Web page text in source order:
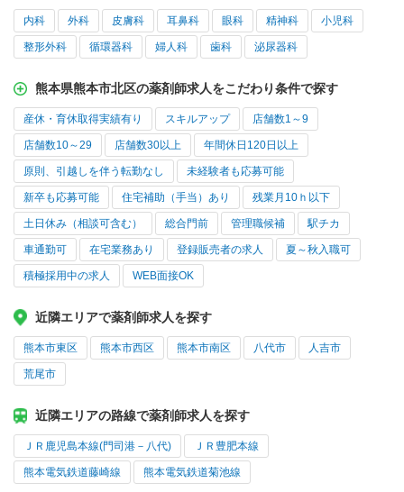
内科 外科 皮膚科 耳鼻科 眼科 精神科 小児科
整形外科 循環器科 婦人科 歯科 泌尿器科
熊本県熊本市北区の薬剤師求人をこだわり条件で探す
産休・育休取得実績有り スキルアップ 店舗数1～9
店舗数10～29 店舗数30以上 年間休日120日以上
原則、引越しを伴う転勤なし 未経験者も応募可能
新卒も応募可能 住宅補助（手当）あり 残業月10ｈ以下
土日休み（相談可含む） 総合門前 管理職候補 駅チカ
車通勤可 在宅業務あり 登録販売者の求人 夏～秋入職可
積極採用中の求人 WEB面接OK
近隣エリアで薬剤師求人を探す
熊本市東区 熊本市西区 熊本市南区 八代市 人吉市
荒尾市
近隣エリアの路線で薬剤師求人を探す
ＪＲ鹿児島本線(門司港－八代) ＪＲ豊肥本線
熊本電気鉄道藤崎線 熊本電気鉄道菊池線